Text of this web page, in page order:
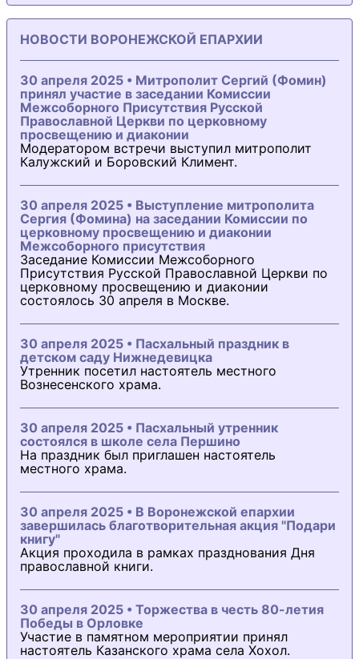
НОВОСТИ ВОРОНЕЖСКОЙ ЕПАРХИИ
30 апреля 2025 • Митрополит Сергий (Фомин)
принял участие в заседании Комиссии
Межсоборного Присутствия Русской
Православной Церкви по церковному
просвещению и диаконии
Модератором встречи выступил митрополит
Калужский и Боровский Климент.
30 апреля 2025 • Выступление митрополита
Сергия (Фомина) на заседании Комиссии по
церковному просвещению и диаконии
Межсоборного присутствия
Заседание Комиссии Межсоборного
Присутствия Русской Православной Церкви по
церковному просвещению и диаконии
состоялось 30 апреля в Москве.
30 апреля 2025 • Пасхальный праздник в
детском саду Нижнедевицка
Утренник посетил настоятель местного
Вознесенского храма.
30 апреля 2025 • Пасхальный утренник
состоялся в школе села Першино
На праздник был приглашен настоятель
местного храма.
30 апреля 2025 • В Воронежской епархии
завершилась благотворительная акция "Подари
книгу"
Акция проходила в рамках празднования Дня
православной книги.
30 апреля 2025 • Торжества в честь 80-летия
Победы в Орловке
Участие в памятном мероприятии принял
настоятель Казанского храма села Хохол.